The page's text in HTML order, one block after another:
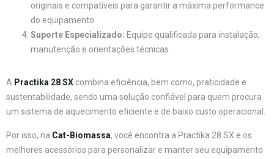
originais e compatíveis para garantir a máxima performance
do equipamento.
Suporte Especializado: Equipe qualificada para instalação,
manutenção e orientações técnicas.
A Practika 28 SX combina eficiência, bem como, praticidade e
sustentabilidade, sendo uma solução confiável para quem procura
um sistema de aquecimento eficiente e de baixo custo operacional.
Por isso, na Cat-Biomassa, você encontra a Practika 28 SX e os
melhores acessórios para personalizar e manter seu equipamento